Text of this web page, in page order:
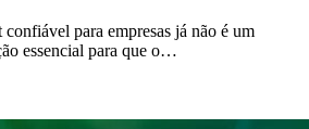
para empresas já não é um
essencial para que o…